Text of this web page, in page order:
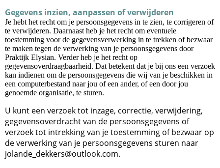
Gegevens inzien, aanpassen of verwijderen
Je hebt het recht om je persoonsgegevens in te zien, te corrigeren of
te verwijderen. Daarnaast heb je het recht om eventuele
toestemming voor de gegevensverwerking in te trekken of bezwaar
te maken tegen de verwerking van je persoonsgegevens door
Praktijk Elysian. Verder heb je het recht op
gegevensoverdraagbaarheid. Dat betekent dat je bij ons een verzoek
kan indienen om de persoonsgegevens die wij van je beschikken in
een computerbestand naar jou of een ander, of een door jou
genoemde organisatie, te sturen.
U kunt een verzoek tot inzage, correctie, verwijdering,
gegevensoverdracht van de persoonsgegevens of
verzoek tot intrekking van je toestemming of bezwaar op
de verwerking van je persoonsgegevens sturen naar
jolande_dekkers@outlook.com.